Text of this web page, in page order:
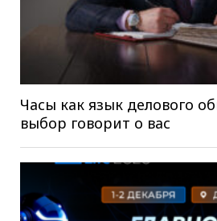
Часы как язык делового
выбор говорит о вас